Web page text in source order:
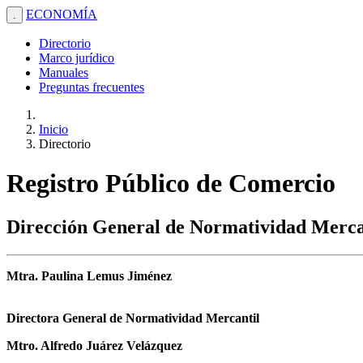
. ECONOMÍA
Directorio
Marco jurídico
Manuales
Preguntas frecuentes
Inicio
Directorio
Registro Público de Comercio
Dirección General de Normatividad
Mtra. Paulina Lemus Jiménez
Directora General de Normatividad Mercantil
Mtro. Alfredo Juárez Velázquez